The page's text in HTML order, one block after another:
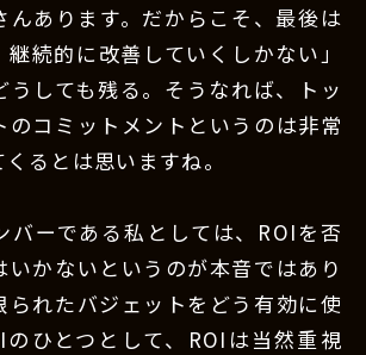
んあります。だからこそ、最後は
継続的に改善していくしかない」
うしても残る。そうなれば、トッ
のコミットメントというのは非常
るとは思いますね。
バーである私としては、ROIを否
いかないというのが本音ではあり
られたバジェットをどう有効に使
ひとつとして、ROIは当然重視